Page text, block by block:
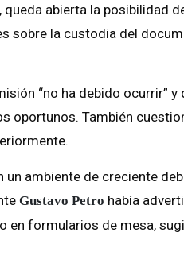
abierta la posibilidad
sobre la custodia del
“no ha debido ocurrir”
oportunos. También
un ambiente de creciente
Gustavo Petro había
en formularios de mesa,